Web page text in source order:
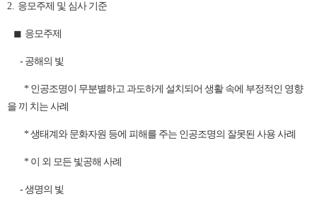
2. 응모주제 및 심사 기준
◼ 응모주제
- 공해의 빛
* 인공조명이 무분별하고 과도하게 설치되어 생활 속에 부정적인 영향
을 끼 치는 사례
*생태계와 문화자원 등에 피해를 주는 인공조명의 잘못된 사용 사례
* 이 외 모든 빛공해 사례
- 생명의 빛